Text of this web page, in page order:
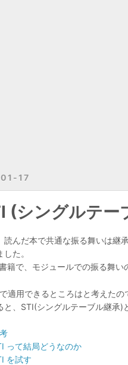
17
(シングルテー
読んだ本で共通な振る舞いは継
た。
籍で、モジュールでの振る舞
適用できるところはと考えた
と、STI(シングルテーブル継承)
って結局どうなのか
を試す